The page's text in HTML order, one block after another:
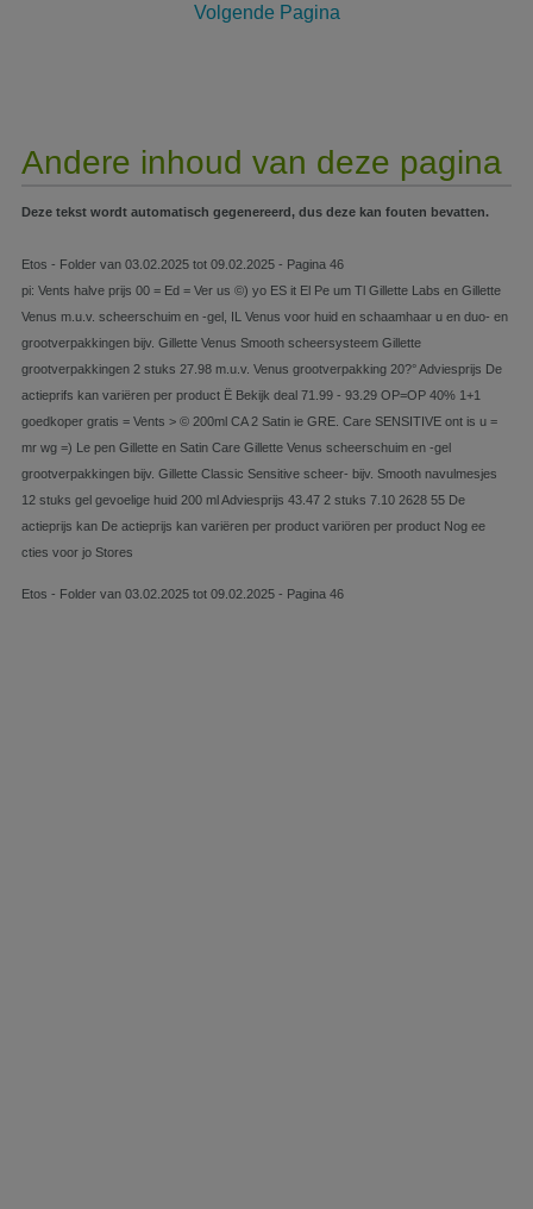
Volgende Pagina
Andere inhoud van deze pagina
Deze tekst wordt automatisch gegenereerd, dus deze kan fouten bevatten.
Etos - Folder van 03.02.2025 tot 09.02.2025 - Pagina 46
pi: Vents halve prijs 00 = Ed = Ver us ©) yo ES it El Pe um Tl Gillette Labs en Gillette
Venus m.u.v. scheerschuim en -gel, IL Venus voor huid en schaamhaar u en duo- en
grootverpakkingen bijv. Gillette Venus Smooth scheersysteem Gillette
grootverpakkingen 2 stuks 27.98 m.u.v. Venus grootverpakking 20?° Adviesprijs De
actieprifs kan variëren per product Ë Bekijk deal 71.99 - 93.29 OP=OP 40% 1+1
goedkoper gratis = Vents > © 200ml CA 2 Satin ie GRE. Care SENSITIVE ont is u =
mr wg =) Le pen Gillette en Satin Care Gillette Venus scheerschuim en -gel
grootverpakkingen bijv. Gillette Classic Sensitive scheer- bijv. Smooth navulmesjes
12 stuks gel gevoelige huid 200 ml Adviesprijs 43.47 2 stuks 7.10 2628 55 De
actieprijs kan De actieprijs kan variëren per product variören per product Nog ee
cties voor jo Stores
Etos - Folder van 03.02.2025 tot 09.02.2025 - Pagina 46